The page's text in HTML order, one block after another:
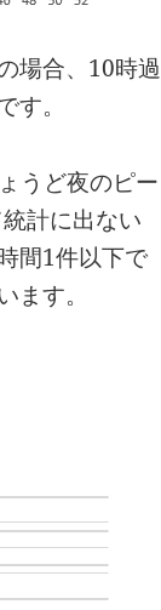
場合、10時過
。
うど夜のピー
計に出ない
間1件以下で
す。